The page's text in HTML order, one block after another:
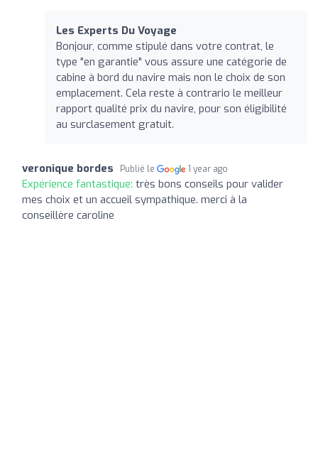
Les Experts Du Voyage
Bonjour, comme stipulé dans votre contrat, le
type "en garantie" vous assure une catégorie de
cabine à bord du navire mais non le choix de son
emplacement. Cela reste à contrario le meilleur
rapport qualité prix du navire, pour son éligibilité
au surclasement gratuit.
veronique bordes Publié le 1 year ago
Expérience fantastique: très bons conseils pour valider
mes choix et un accueil sympathique. merci à la
conseillère caroline